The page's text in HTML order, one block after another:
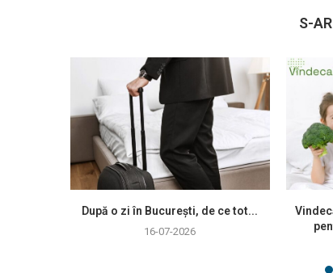
S-
După o zi în București, de ce tot...
16-07-2026